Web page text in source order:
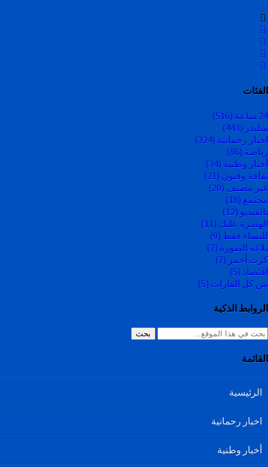
الفئات
24 ساعة
(516)
سليدر (443)
اخبار رحمانية (324)
رياضة (86)
أخبار وطنية (34)
ثقافة وفنون (21)
غير مصنف (20)
مجتمع (18)
بالفيديو (12)
الهضرة عليك (11)
للنساء فقط (9)
بلاغة الصورة (7)
كرت أحمر (7)
اقتصاد (5)
من كل القارات (5)
الروابط الذكية
بحث
القائمة
الرئيسية
اخبار رحمانية
أخبار وطنية